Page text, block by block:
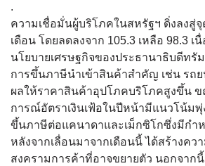
.
ความเชื่อมั่นผู้บริโภคในสหรัฐฯ ดิ่งลงสู่
เดือน โดยลดลงจาก 105.3 เหลือ 98.3 เ
นโยบายเศรษฐกิจของประธานาธิบดีทรั
การขึ้นภาษีนำเข้าสินค้าสำคัญ เช่น รถย
ผลให้ราคาสินค้าอุปโภคบริโภคสูงขึ้น ข
การณ์อัตราเงินเฟ้อในปีหน้ามีแนวโน้ม
ขึ้นภาษีต่อแคนาดาและเม็กซิโกซึ่งมีกำ
หลังจากเลื่อนมาจากเดือนนี้ ได้สร้างคว
สงครามการค้าที่อาจขยายตัว นอกจาก